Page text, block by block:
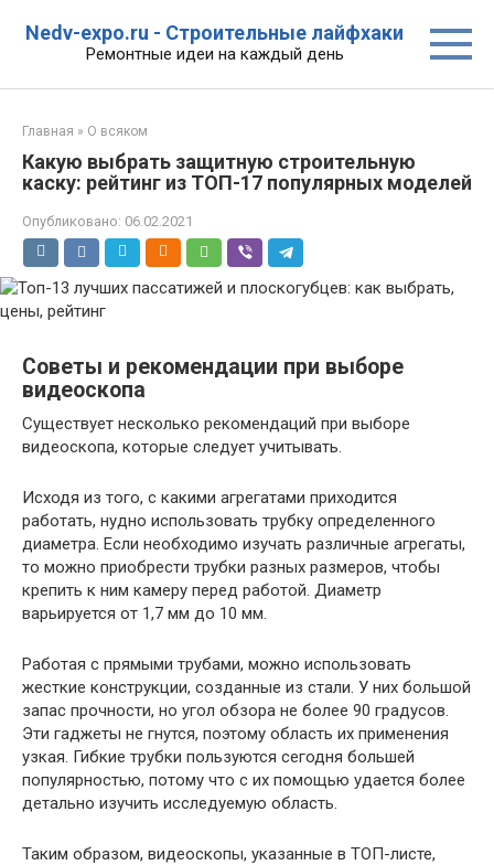
Nedv-expo.ru - Строительные лайфхаки
Ремонтные идеи на каждый день
Главная » О всяком
Какую выбрать защитную строительную
каску: рейтинг из ТОП-17 популярных моделей
Опубликовано: 06.02.2021
Советы и рекомендации при выборе
видеоскопа
Существует несколько рекомендаций при выборе
видеоскопа, которые следует учитывать.
Исходя из того, с какими агрегатами приходится
работать, нудно использовать трубку определенного
диаметра. Если необходимо изучать различные агрегаты,
то можно приобрести трубки разных размеров, чтобы
крепить к ним камеру перед работой. Диаметр
варьируется от 1,7 мм до 10 мм.
Работая с прямыми трубами, можно использовать
жесткие конструкции, созданные из стали. У них большой
запас прочности, но угол обзора не более 90 градусов.
Эти гаджеты не гнутся, поэтому область их применения
узкая. Гибкие трубки пользуются сегодня большей
популярностью, потому что с их помощью удается более
детально изучить исследуемую область.
Таким образом, видеоскопы, указанные в ТОП-листе,